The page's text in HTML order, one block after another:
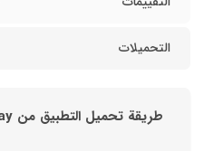
التحميلات
طريقة تحميل التطبيق من Google Play